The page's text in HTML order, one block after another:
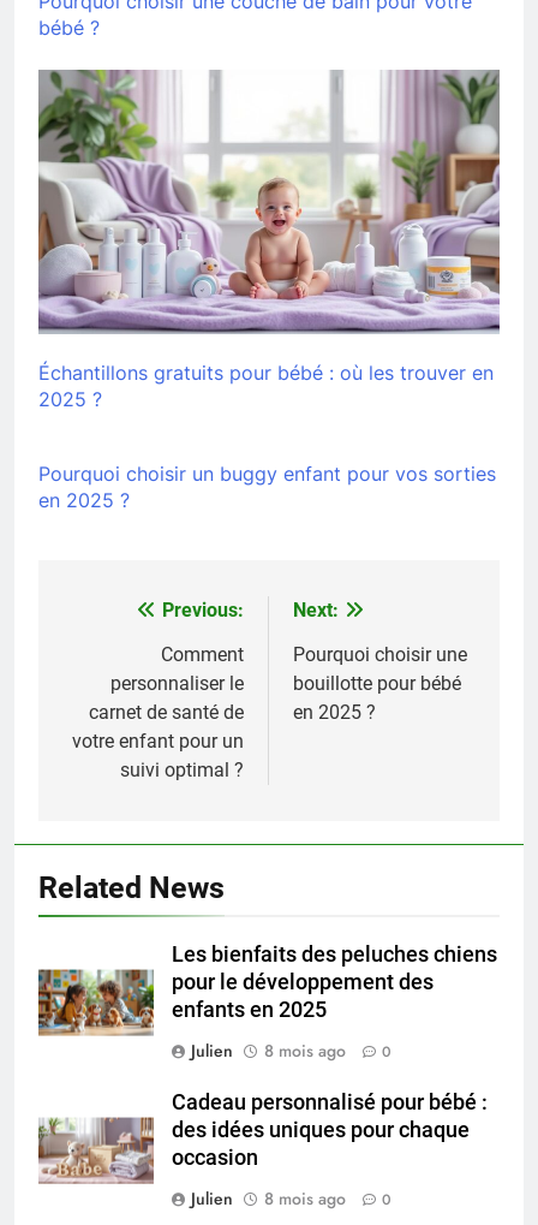
bébé ?
Échantillons gratuits pour bébé : où les trouver en
2025 ?
Pourquoi choisir un buggy enfant pour vos sorties
en 2025 ?
Navigation
l’article
Previous:
Comment
personnaliser le
carnet de santé de
votre enfant pour un
suivi optimal ?
Next:
Pourquoi choisir une
bouillotte pour bébé
en 2025 ?
Related News
Les bienfaits des peluches chiens
pour le développement des
enfants en 2025
Julien
8 mois ago 0
Cadeau personnalisé pour bébé :
des idées uniques pour chaque
occasion
Julien
8 mois ago 0